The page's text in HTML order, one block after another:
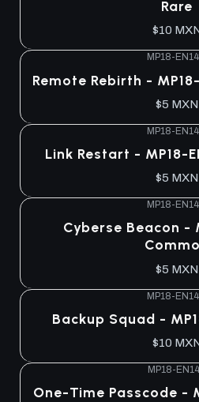
Rare
$10
MP18-
Remote Rebirth -
$5 MXN
MP18-
Link Restart - MP18-
$5 MXN
MP18-
Cyberse Beacon -
$5 MXN
MP18-
Backup Squad -
$10
MP18-
One-Time Passcode -